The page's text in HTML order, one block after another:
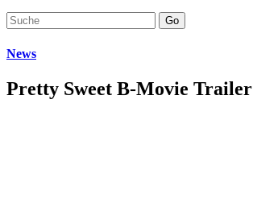
Go
News
Pretty Sweet B-Movie Trailer